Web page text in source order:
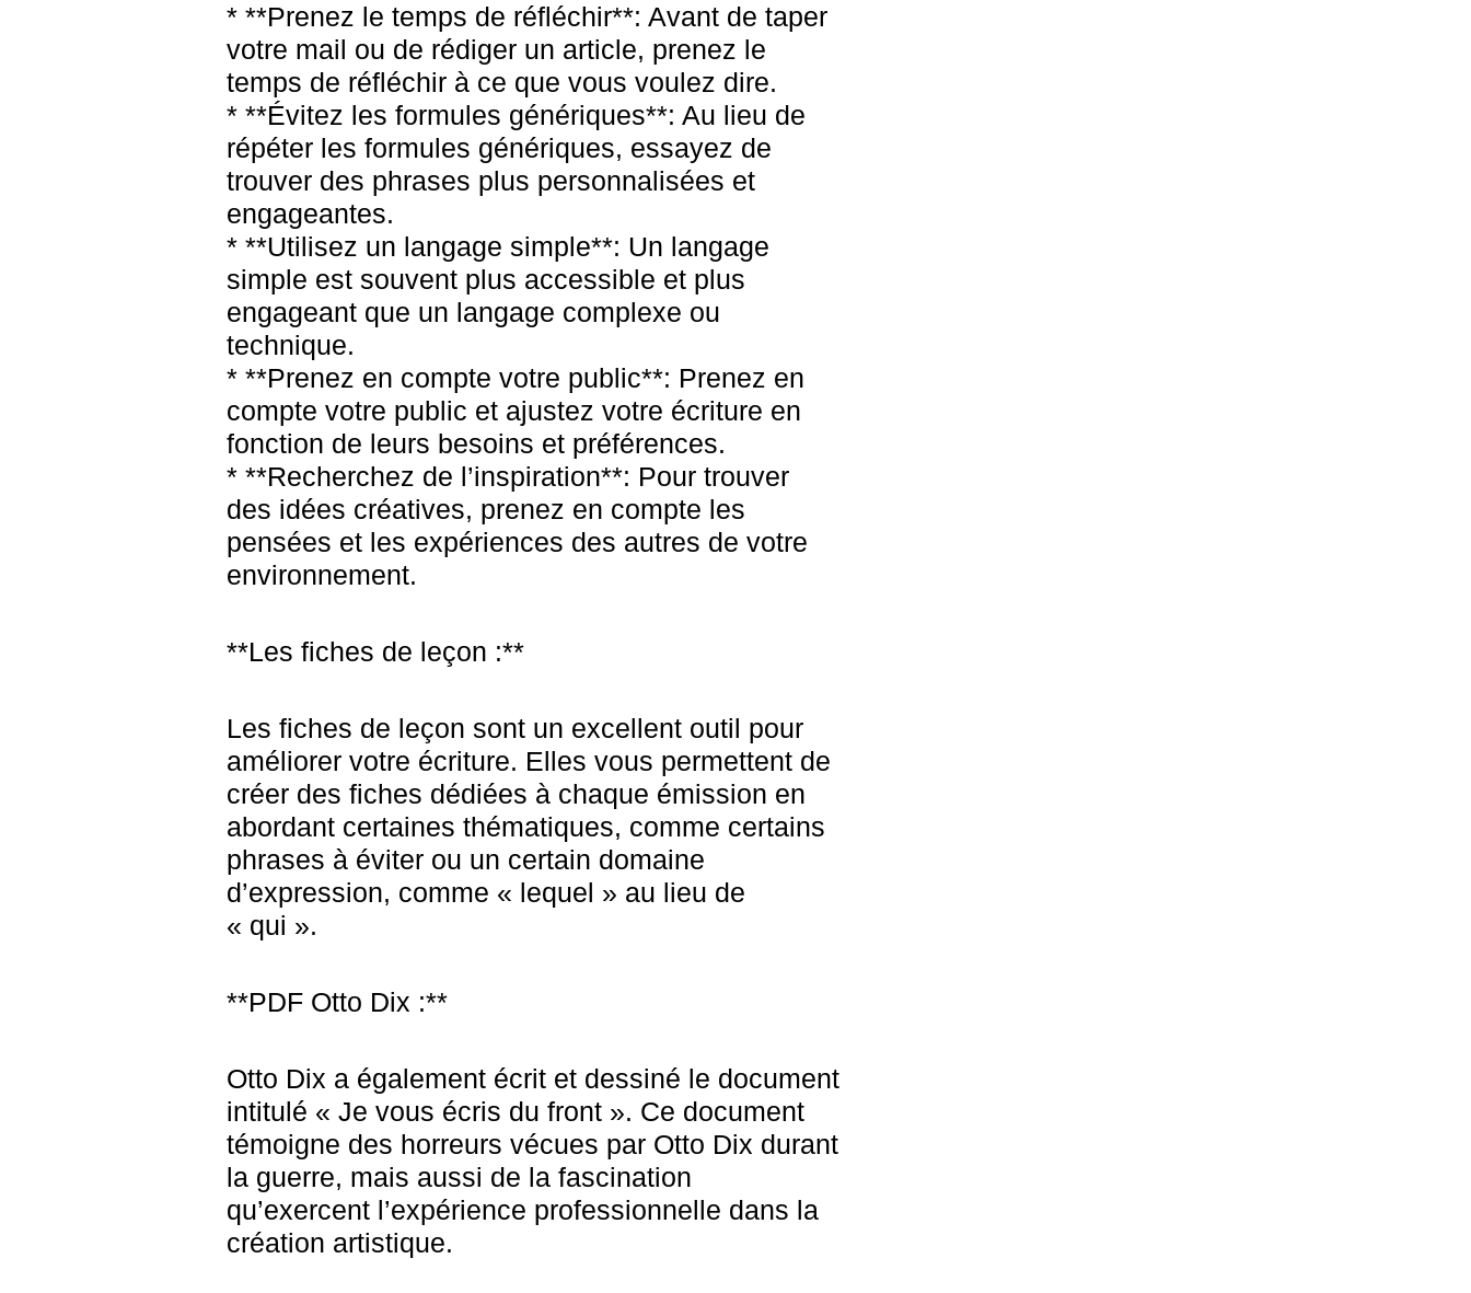
* **Prenez le temps de réfléchir**: Avant de taper
votre mail ou de rédiger un article, prenez le
temps de réfléchir à ce que vous voulez dire.
* **Évitez les formules génériques**: Au lieu de
répéter les formules génériques, essayez de
trouver des phrases plus personnalisées et
engageantes.
* **Utilisez un langage simple**: Un langage
simple est souvent plus accessible et plus
engageant que un langage complexe ou
technique.
* **Prenez en compte votre public**: Prenez en
compte votre public et ajustez votre écriture en
fonction de leurs besoins et préférences.
* **Recherchez de l’inspiration**: Pour trouver
des idées créatives, prenez en compte les
pensées et les expériences des autres de votre
environnement.
**Les fiches de leçon :**
Les fiches de leçon sont un excellent outil pour
améliorer votre écriture. Elles vous permettent de
créer des fiches dédiées à chaque émission en
abordant certaines thématiques, comme certains
phrases à éviter ou un certain domaine
d’expression, comme « lequel » au lieu de
« qui ».
**PDF Otto Dix :**
Otto Dix a également écrit et dessiné le document
intitulé « Je vous écris du front ». Ce document
témoigne des horreurs vécues par Otto Dix durant
la guerre, mais aussi de la fascination
qu’exercent l’expérience professionnelle dans la
création artistique.